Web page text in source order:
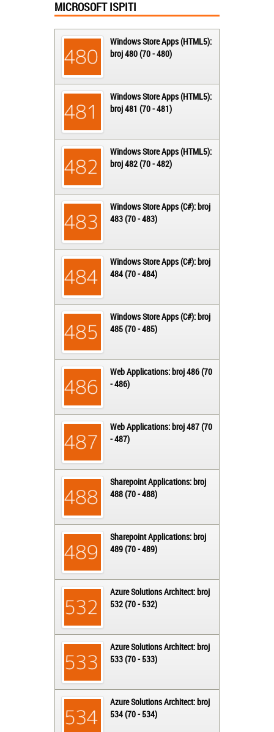
MICROSOFT ISPITI
Windows Store Apps (HTML5):
broj 480 (70 - 480)
Windows Store Apps (HTML5):
broj 481 (70 - 481)
Windows Store Apps (HTML5):
broj 482 (70 - 482)
Windows Store Apps (C#): broj
483 (70 - 483)
Windows Store Apps (C#): broj
484 (70 - 484)
Windows Store Apps (C#): broj
485 (70 - 485)
Web Applications: broj 486 (70
- 486)
Web Applications: broj 487 (70
- 487)
Sharepoint Applications: broj
488 (70 - 488)
Sharepoint Applications: broj
489 (70 - 489)
Azure Solutions Architect: broj
532 (70 - 532)
Azure Solutions Architect: broj
533 (70 - 533)
Azure Solutions Architect: broj
534 (70 - 534)